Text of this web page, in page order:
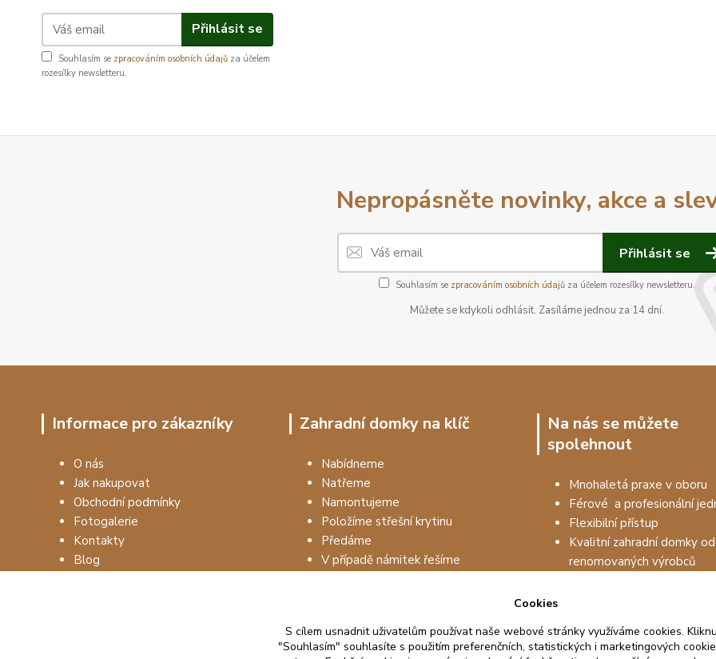
Přihlásit se
Souhlasím se zpracováním osobních údajů za účelem
rozesílky newsletteru.
Nepropásněte novinky, akce a
Přihlásit se
Souhlasím se zpracováním osobních údajů za účelem rozesílky newsletteru.
Můžete se kdykoli odhlásit. Zasíláme jednou za 14 dní.
Informace pro zákazníky
O nás
Jak nakupovat
Obchodní podmínky
Fotogalerie
Kontakty
Blog
Zahradní domky na klíč
Nabídneme
Natřeme
Namontujeme
Položíme střešní krytinu
Předáme
V případě námitek řešíme
Na nás se můžete
spolehnout
Mnohaletá praxe v oboru
Férové a profesionální
Flexibilní přístup
Kvalitní zahradní domky od
renomovaných výrobců
Cookies
S cílem usnadnit uživatelům používat naše webové stránky využíváme cookies.
"Souhlasím" souhlasíte s použitím preferenčních, statistických i marketingových